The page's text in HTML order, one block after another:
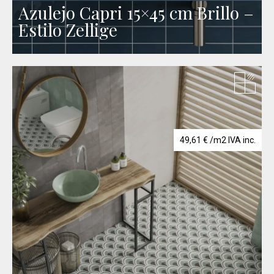
Azulejo Capri 15×45 cm Brillo –
Estilo Zellige
49,61 € /m2 IVA inc.